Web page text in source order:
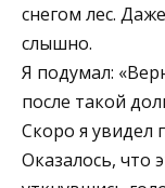
снегом лес.
слышно.
Я подумал:
после такой
Скоро я увидел
Оказалось, что